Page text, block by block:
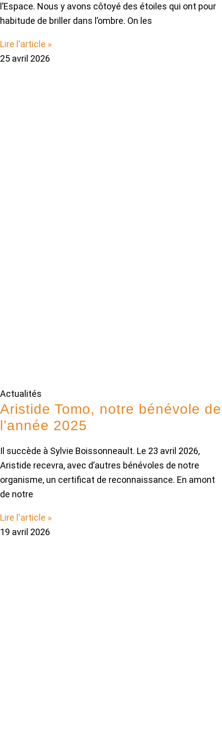
l’Espace. Nous y avons côtoyé des étoiles qui ont pour
habitude de briller dans l’ombre. On les
Lire l'article »
25 avril 2026
Actualités
Aristide Tomo, notre bénévole de
l’année 2025
Il succède à Sylvie Boissonneault. Le 23 avril 2026,
Aristide recevra, avec d’autres bénévoles de notre
organisme, un certificat de reconnaissance. En amont
de notre
Lire l'article »
19 avril 2026